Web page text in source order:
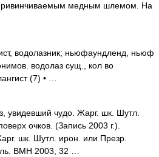
медным шлемом. На
водолазник; ньюфаундленд, ньюф
водолаз сущ., кол во
(7) • …
увидевший чудо. Жарг. шк. Шутл.
очков. (Запись 2003 г.).
шк. Шутл. ирон. или Презр.
ВМН 2003, 32 …